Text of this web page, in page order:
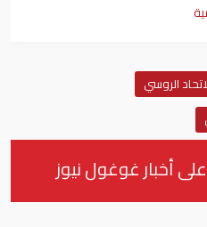
الروسي
على أخبار غوغول نيوز